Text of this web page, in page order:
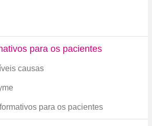
para os pacientes
causas
para os pacientes